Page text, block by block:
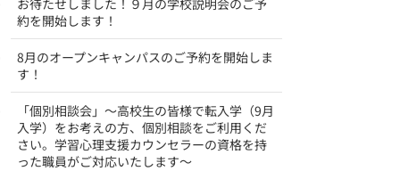
約を開始します！
8月のオープンキャンパスのご予約を開始しま
す！
「個別相談会」～高校生の皆様で転入学（9月
入学）をお考えの方、個別相談をご利用くだ
さい。学習心理支援カウンセラーの資格を持
った職員がご対応いたします～